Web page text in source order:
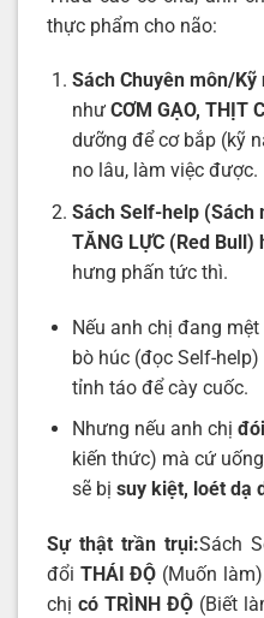
thực phẩm cho não:
Sách Chuyên môn/
như CƠM GẠO, THỊT
dưỡng để cơ bắp (kỹ
no lâu, làm việc được.
Sách Self-help (Sách
TĂNG LỰC (Red Bull)
hưng phấn tức thì.
Nếu anh chị đang
bò húc (đọc Self-
tỉnh táo để cày cuốc.
Nhưng nếu anh chị
kiến thức) mà cứ
sẽ bị suy kiệt, loét dạ
Sự thật trần trụi:Sách
đổi THÁI ĐỘ (Muốn
chị có TRÌNH ĐỘ (Biết